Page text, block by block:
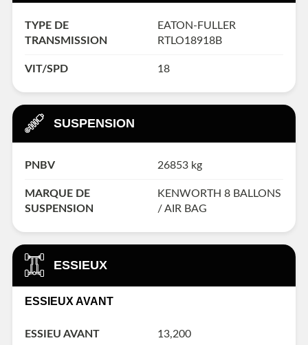
TYPE DE
TRANSMISSION
EATON-FULLER
RTLO18918B
VIT/SPD 18
SUSPENSION
PNBV 26853 kg
MARQUE DE
SUSPENSION
KENWORTH 8 BALLONS
/ AIR BAG
ESSIEUX
ESSIEUX AVANT
ESSIEU AVANT 13,200